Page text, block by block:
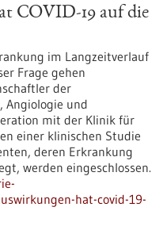
COVID-19 auf die
im Langzeitverlauf
Frage gehen
der
Angiologie und
mit der Klinik für
einer klinischen Studie
deren Erkrankung
werden eingeschlossen.
hat-covid-19-